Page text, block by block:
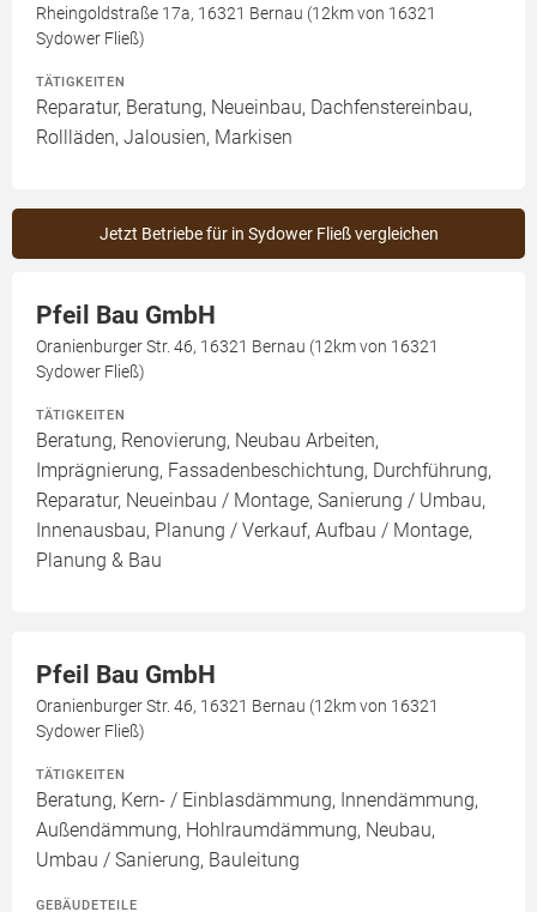
Rheingoldstraße 17a, 16321 Bernau (12km von 16321
Sydower Fließ)
TÄTIGKEITEN
Reparatur, Beratung, Neueinbau, Dachfenstereinbau,
Rollläden, Jalousien, Markisen
Jetzt Betriebe für in Sydower Fließ vergleichen
Pfeil Bau GmbH
Oranienburger Str. 46, 16321 Bernau (12km von 16321
Sydower Fließ)
TÄTIGKEITEN
Beratung, Renovierung, Neubau Arbeiten,
Imprägnierung, Fassadenbeschichtung, Durchführung,
Reparatur, Neueinbau / Montage, Sanierung / Umbau,
Innenausbau, Planung / Verkauf, Aufbau / Montage,
Planung & Bau
Pfeil Bau GmbH
Oranienburger Str. 46, 16321 Bernau (12km von 16321
Sydower Fließ)
TÄTIGKEITEN
Beratung, Kern- / Einblasdämmung, Innendämmung,
Außendämmung, Hohlraumdämmung, Neubau,
Umbau / Sanierung, Bauleitung
GEBÄUDETEILE